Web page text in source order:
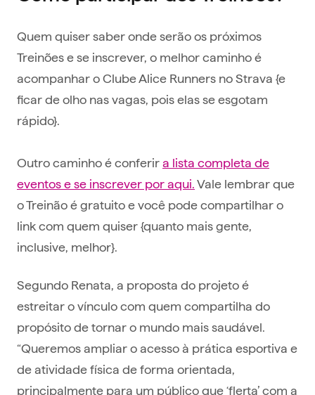
Quem quiser saber onde serão os próximos
Treinões e se inscrever, o melhor caminho é
acompanhar o Clube Alice Runners no Strava {e
ficar de olho nas vagas, pois elas se esgotam
rápido}.
Outro caminho é conferira lista completa de
eventos e se inscrever por aqui.Vale lembrar que
o Treinão é gratuito e você pode compartilhar o
link com quem quiser {quanto mais gente,
inclusive, melhor}.
Segundo Renata, a proposta do projeto é
estreitar o vínculo com quem compartilha do
propósito de tornar o mundo mais saudável.
“Queremos ampliar o acesso à prática esportiva e
de atividade física de forma orientada,
principalmente para um público que ‘flerta’ com a